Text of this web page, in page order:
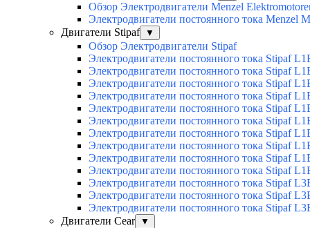
Обзор Электродвигатели Menzel
Электродвигатели постоянного тока Menzel
Двигатели Stipaf
▼
Обзор Электродвигатели Stipaf
Электродвигатели постоянного тока Stipaf
Электродвигатели постоянного тока Stipaf
Электродвигатели постоянного тока Stipaf
Электродвигатели постоянного тока Stipaf
Электродвигатели постоянного тока Stipaf
Электродвигатели постоянного тока Stipaf
Электродвигатели постоянного тока Stipaf
Электродвигатели постоянного тока Stipaf
Электродвигатели постоянного тока Stipaf
Электродвигатели постоянного тока Stipaf
Электродвигатели постоянного тока Stipaf
Электродвигатели постоянного тока Stipaf
Электродвигатели постоянного тока Stipaf
Двигатели Cear
▼